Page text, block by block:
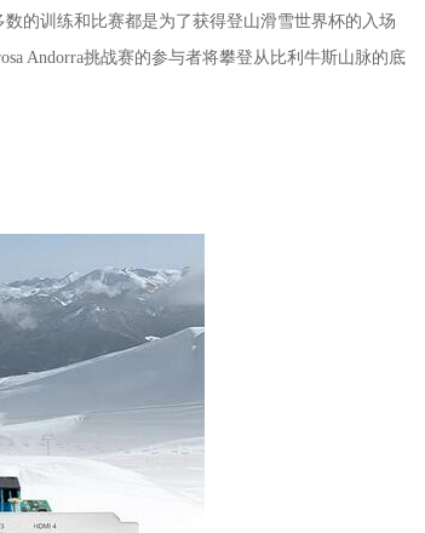
的训练和比赛都是为了获得登山滑雪世界杯的入场
Andorra挑战赛的参与者将攀登从比利牛斯山脉的底